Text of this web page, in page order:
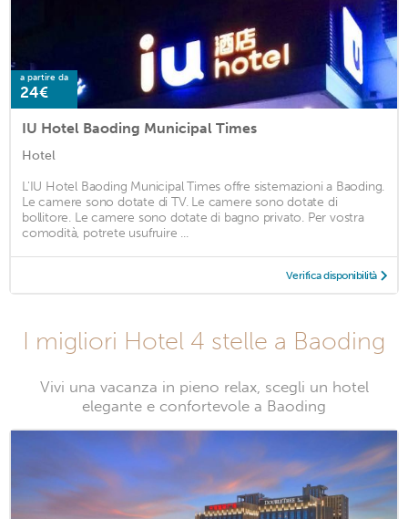
a partire da
24€
IU Hotel Baoding Municipal Times
Hotel
L'IU Hotel Baoding Municipal Times offre sistemazioni a Baoding.
Le camere sono dotate di TV. Le camere sono dotate di
bollitore. Le camere sono dotate di bagno privato. Per vostra
comodità, potrete usufruire ...
Verifica disponibilità
I migliori Hotel 4 stelle a Baoding
Vivi una vacanza in pieno relax, scegli un hotel
elegante e confortevole a Baoding